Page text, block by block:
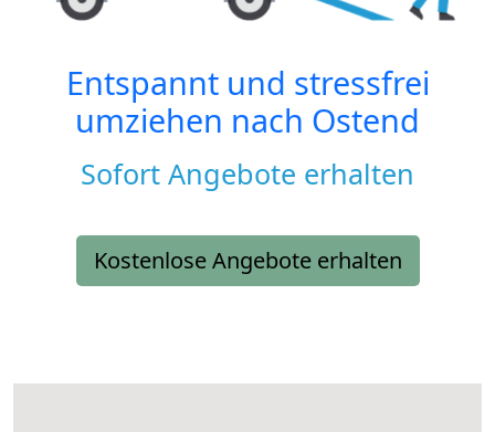
Entspannt und stressfrei
umziehen nach Ostend
Sofort Angebote erhalten
Kostenlose Angebote erhalten